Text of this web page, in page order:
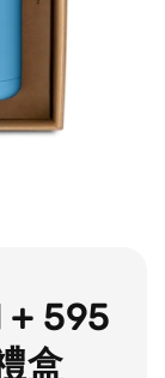
595
盒